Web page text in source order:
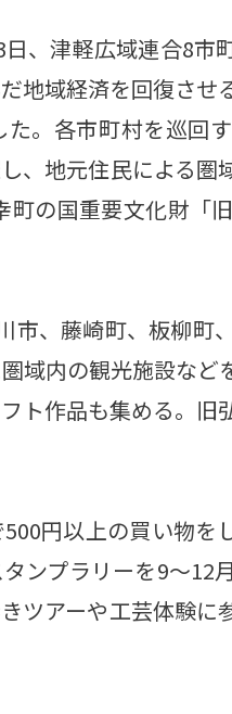
、津軽広域連合8市
地域経済を回復させ
。各市町村を巡回
、地元住民による圏
の国重要文化財「
、藤崎町、板柳町
域内の観光施設な
ト作品も集める。
円以上の買い物を
ンプラリーを9～12
ツアーや工芸体験に